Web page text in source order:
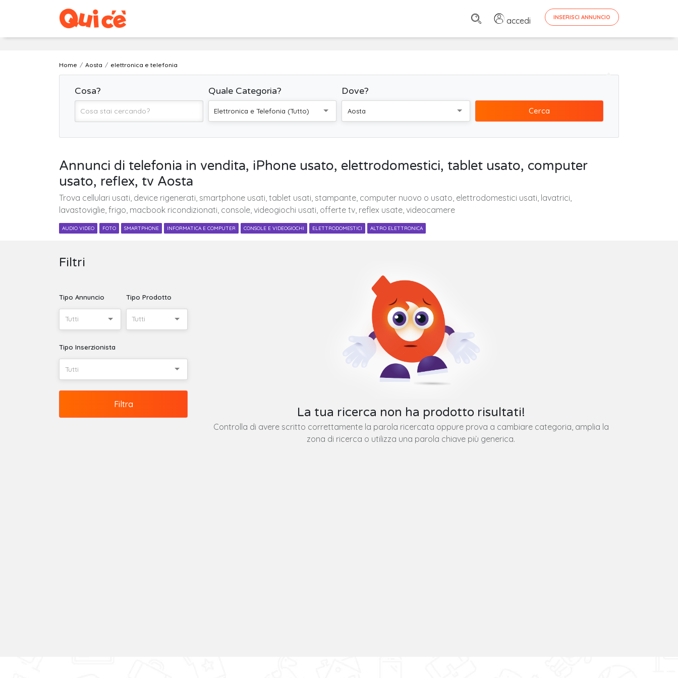
accedi INSERISCI ANNUNCIO
Home Aosta elettronica e telefonia
Cosa? Quale Categoria?
Elettronica e Telefonia (Tutto)
Dove?
Aosta Cerca
Annunci di telefonia in vendita, iPhone usato, elettrodomestici, tablet usato, computer
usato, reflex, tv Aosta
Trova cellulari usati, device rigenerati, smartphone usati, tablet usati, stampante, computer nuovo o usato, elettrodomestici usati, lavatrici,
lavastoviglie, frigo, macbook ricondizionati, console, videogiochi usati, offerte tv, reflex usate, videocamere
AUDIO VIDEO FOTO SMARTPHONE INFORMATICA E COMPUTER CONSOLE E VIDEOGIOCHI ELETTRODOMESTICI ALTRO ELETTRONICA
Filtri
Tipo Annuncio
Tutti
Tipo Prodotto
Tutti
Tipo Inserzionista
Tutti
Filtra
La tua ricerca non ha prodotto risultati!
Controlla di avere scritto correttamente la parola ricercata oppure prova a cambiare categoria, amplia la
zona di ricerca o utilizza una parola chiave più generica.